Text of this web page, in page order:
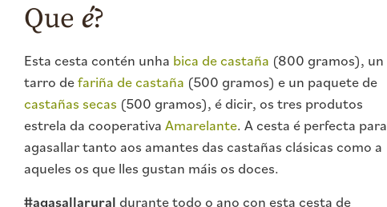
Que é?
Esta cesta contén unha bica de castaña (800 gramos), un
tarro defariña de castaña (500 gramos) e un paquete de
castañas secas (500 gramos), é dicir, os tres produtos
estrela da cooperativa Amarelante. A cesta é perfecta para
agasallar tanto aos amantes das castañas clásicas como a
aqueles os que lles gustan máis os doces.
#agasallarural durante todo o ano con esta cesta de